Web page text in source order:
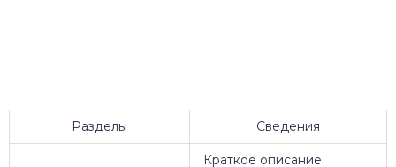
Разделы Сведения
Краткое описание